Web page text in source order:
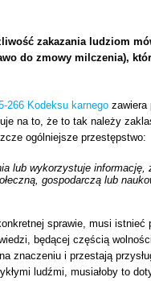
zakazania ludziom
do zmowy milczenia),
266 Kodeksu karnego zawiera
na to, że to tak należy
ogólniejsze przestępstwo:
lub wykorzystuje informację,
gospodarczą lub
sprawie, musi
będącej częścią
znaczeniu i przestają
ludźmi, musiałoby to